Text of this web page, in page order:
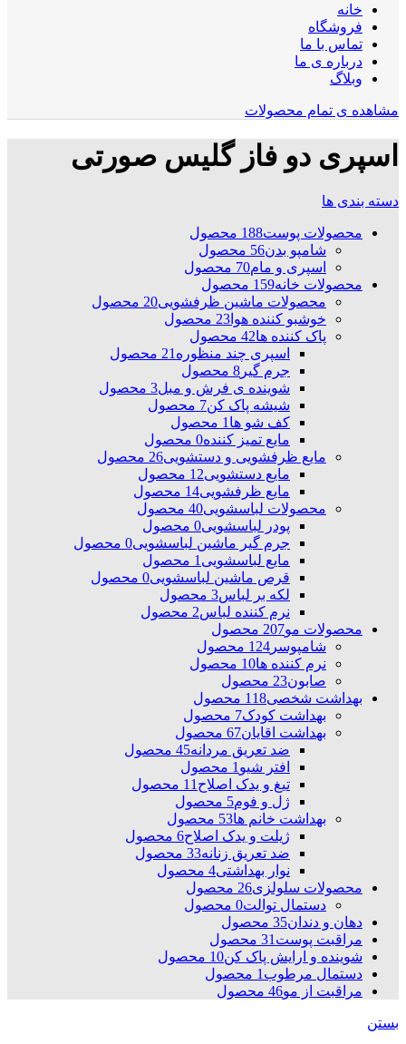
خانه
فروشگاه
تماس با ما
درباره ی ما
وبلاگ
مشاهده ی تمام محصولات
اسپری دو فاز گلیس صورتی
دسته بندی ها
محصولات پوست188 محصول
شامپو بدن56 محصول
اسپری و مام70 محصول
محصولات خانه159 محصول
محصولات ماشین ظرفشویی20 محصول
خوشبو کننده هوا 23 محصول
پاک کننده ها42 محصول
اسپری چند منظوره21 محصول
جرم گیر 8 محصول
شوینده ی فرش و مبل3 محصول
شیشه پاک کن7 محصول
کف شو ها1 محصول
مایع تمیز کننده0 محصول
مایع ظرفشویی و دستشویی26 محصول
مایع دستشویی12 محصول
مایع ظرفشویی14 محصول
محصولات لباسشویی40 محصول
پودر لباسشویی0 محصول
جرم گیر ماشین لباسشویی0 محصول
مایع لباسشویی1 محصول
قرص ماشین لباسشویی0 محصول
لکه بر لباس3 محصول
نرم کننده لباس2 محصول
محصولات مو207 محصول
شامپوسر 124 محصول
نرم کننده ها10 محصول
صابون23 محصول
بهداشت شخصی118 محصول
بهداشت کودک7 محصول
بهداشت اقایان67 محصول
ضد تعریق مردانه45 محصول
افتر شیو1 محصول
تیغ و یدک اصلاح11 محصول
ژل و فوم5 محصول
بهداشت خانم ها53 محصول
ژیلت و یدک اصلاح6 محصول
ضد تعریق زنانه33 محصول
نوار بهداشتی4 محصول
محصولات سلولزی26 محصول
دستمال توالت0 محصول
دهان و دندان35 محصول
مراقبت پوست31 محصول
شوینده و ارایش پاک کن10 محصول
دستمال مرطوب1 محصول
مراقبت از مو46 محصول
بستن